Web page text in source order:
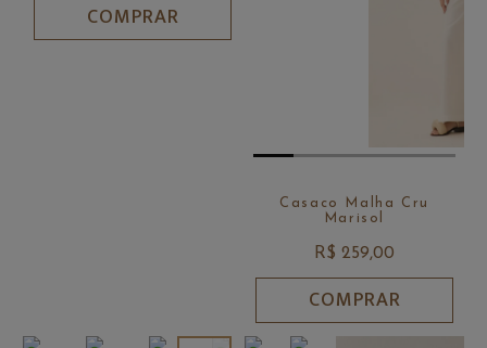
COMPRAR
Casaco Malha Cru
Marisol
R$ 259,00
COMPRAR